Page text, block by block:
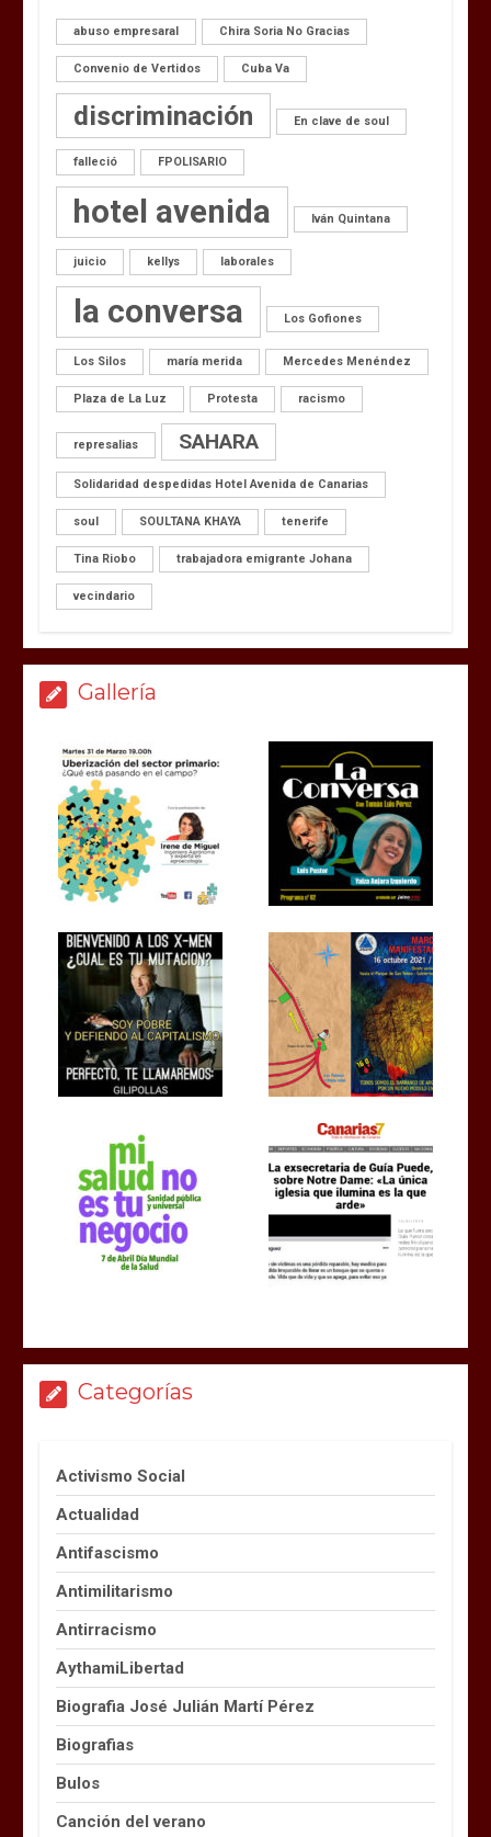
abuso empresaral Chira Soria No Gracias
Convenio de Vertidos Cuba Va
discriminación En clave de soul
falleció FPOLISARIO
hotel avenida Iván Quintana
juicio kellys laborales
la conversa Los Gofiones
Los Silos maría merida Mercedes Menéndez
Plaza de La Luz Protesta racismo
represalias SAHARA
Solidaridad despedidas Hotel Avenida de Canarias
soul SOULTANA KHAYA tenerife
Tina Riobo trabajadora emigrante Johana
vecindario
Gallería
Categorías
Activismo Social
Actualidad
Antifascismo
Antimilitarismo
Antirracismo
AythamiLibertad
Biografia José Julián Martí Pérez
Biografias
Bulos
Canción del verano